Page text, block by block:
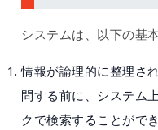
システムは、以下の基
情報が論理的に整理さ
問する前に、システム
クで検索することができ